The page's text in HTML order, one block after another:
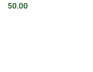
50.00